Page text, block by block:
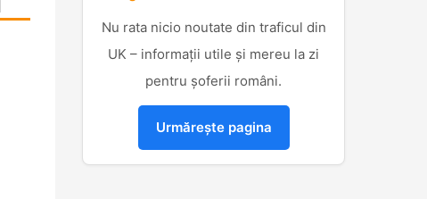
Nu rata nicio noutate din traficul din
UK – informații utile și mereu la zi
pentru șoferii români.
Urmărește pagina